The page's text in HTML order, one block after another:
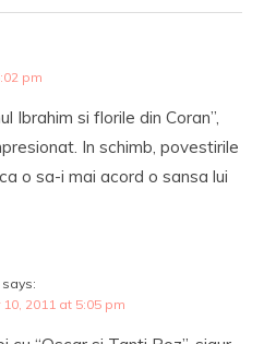
pm
Ibrahim si florile din Coran”,
In schimb, povestirile
o sa-i mai acord o sansa lui
says:
2011 at 5:05 pm